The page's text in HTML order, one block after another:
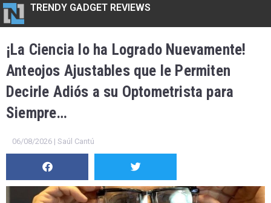
TRENDY GADGET REVIEWS
¡La Ciencia lo ha Logrado Nuevamente!
Anteojos Ajustables que le Permiten
Decirle Adiós a su Optometrista para
Siempre…
06/08/2026 | Saúl Cantú